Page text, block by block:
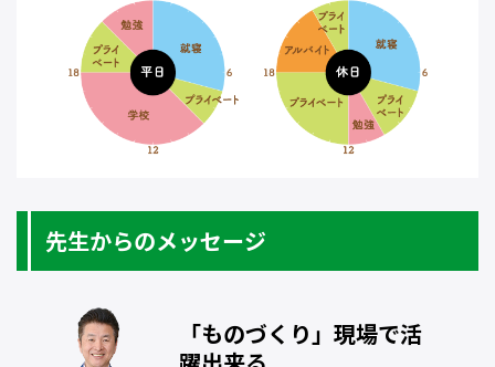
先生からのメッセージ
「ものづくり」現場で活